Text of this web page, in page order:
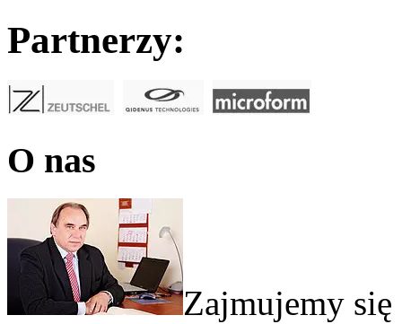
Partnerzy:
O nas
Zajmujemy